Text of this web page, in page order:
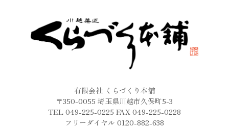
有限会社 くらづくり本舗
〒350-0055 埼玉県川越市久保町5-3
TEL 049-225-0225 FAX 049-225-0228
フリーダイヤル 0120-882-638